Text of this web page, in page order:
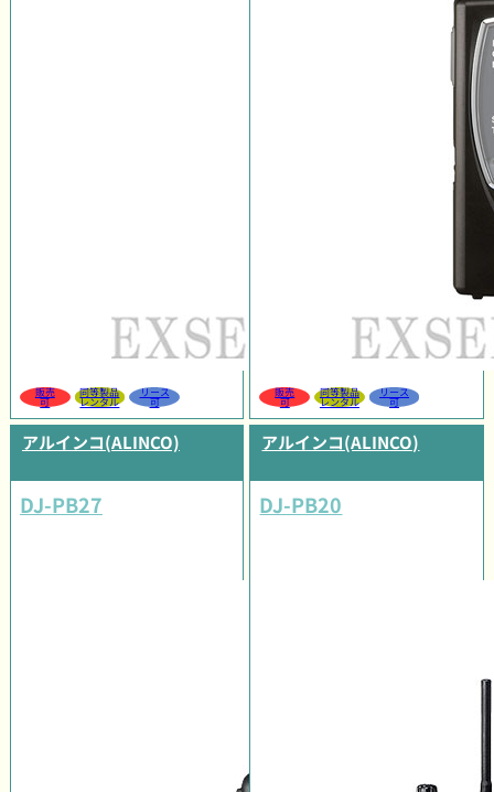
販売
可
同等製品
レンタル
リース
可
販売
可
同等製品
レンタル
リース
可
アルインコ(ALINCO)
DJ-PB27
アルインコ(ALINCO)
DJ-PB20